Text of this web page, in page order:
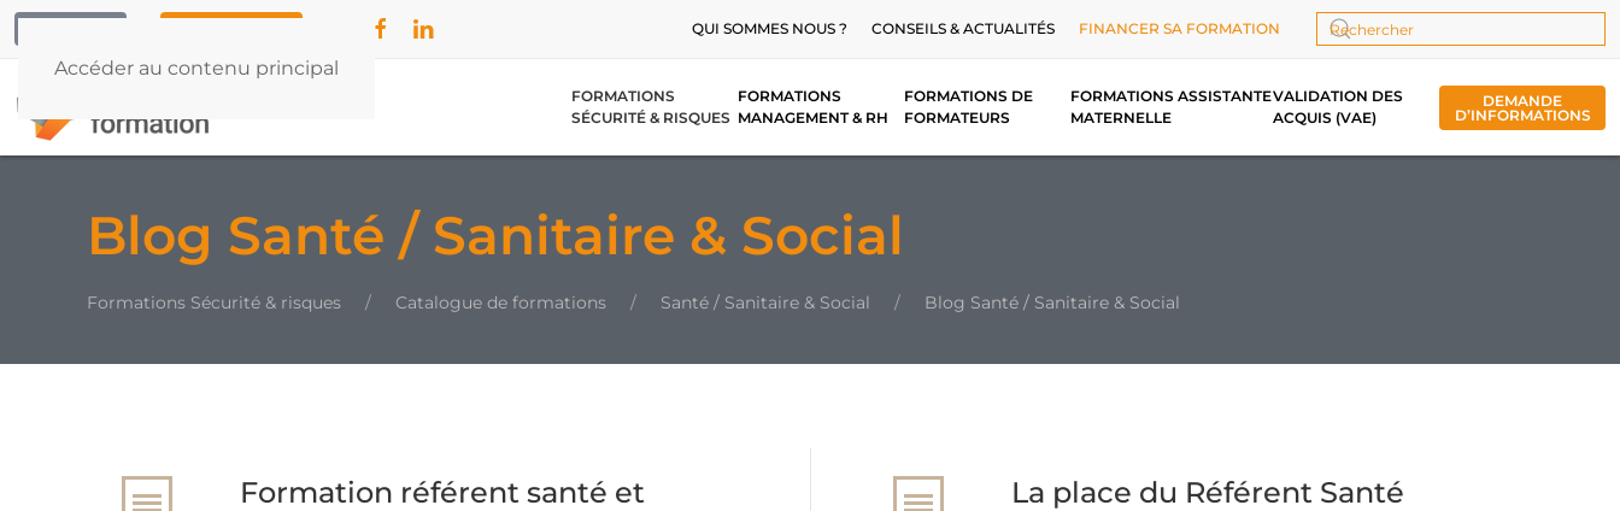
Accéder au contenu principal
QUI SOMMES NOUS ? CONSEILS & ACTUALITÉS
FINANCER SA FORMATION
FORMATIONS
SÉCURITÉ & RISQUES
FORMATIONS
MANAGEMENT & RH
FORMATIONS DE
FORMATEURS
FORMATIONS ASSISTANTE
MATERNELLE
VALIDATION DES
ACQUIS (VAE)
DEMANDE
D’INFORMATIONS
Blog Santé / Sanitaire & Social
Formations Sécurité & risques Catalogue de formations Santé / Sanitaire & Social Blog Santé / Sanitaire & Social
Formation référent santé et
La place du Référent Santé